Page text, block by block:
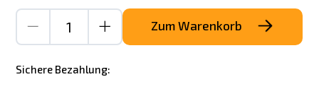
Zum Warenkorb
Sichere Bezahlung: